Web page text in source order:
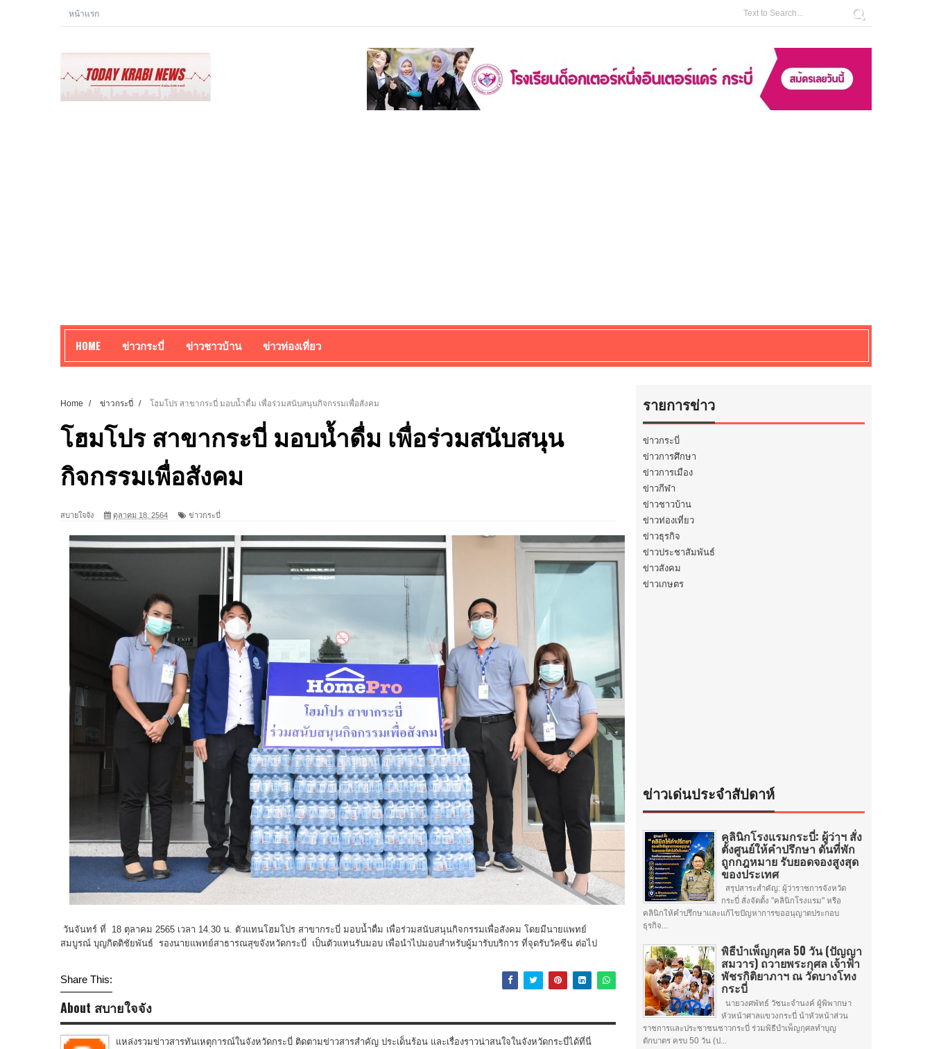
หน้าแรก
HOME ข่าวกระบี่ ข่าวชาวบ้าน ข่าวท่องเที่ยว
Home / ข่าวกระบี่ / โฮมโปร สาขากระบี่ มอบน้ำดื่ม เพื่อร่วมสนับสนุนกิจกรรมเพื่อสังคม
โฮมโปร สาขากระบี่ มอบน้ำดื่ม เพื่อร่วมสนับสนุน
กิจกรรมเพื่อสังคม
สบายใจจัง ตุลาคม 18, 2564 ข่าวกระบี่
วันจันทร์ ที่ 18 ตุลาคม 2565 เวลา 14.30 น. ตัวแทนโฮมโปร สาขากระบี่ มอบน้ำดื่ม เพื่อร่วมสนับสนุนกิจกรรมเพื่อสังคม โดยมีนายแพทย์
สมบูรณ์ บุญกิตติชัยพันธ์ รองนายแพทย์สาธารณสุขจังหวัดกระบี่ เป็นตัวแทนรับมอบ เพื่อนำไปมอบสำหรับผู้มารับบริการ ที่จุดรับวัคซีน ต่อไป
Share This:
About สบายใจจัง
แหล่งรวมข่าวสารทันเหตุการณ์ในจังหวัดกระบี่ ติดตามข่าวสารสำคัญ ประเด็นร้อน และเรื่องราวน่าสนใจในจังหวัดกระบี่ได้ที่นี่
รายการข่าว
ข่าวกระบี่
ข่าวการศึกษา
ข่าวการเมือง
ข่าวกีฬา
ข่าวชาวบ้าน
ข่าวท่องเที่ยว
ข่าวธุรกิจ
ข่าวประชาสัมพันธ์
ข่าวสังคม
ข่าวเกษตร
ข่าวเด่นประจำสัปดาห์
คลินิกโรงแรมกระบี่: ผู้ว่าฯ สั่ง
ตั้งศูนย์ให้คำปรึกษา ดันที่พัก
ถูกกฎหมาย รับยอดจองสูงสุด
ของประเทศ
สรุปสาระสำคัญ: ผู้ว่าราชการจังหวัด
กระบี่ สั่งจัดตั้ง "คลินิกโรงแรม" หรือ
คลินิกให้คำปรึกษาและแก้ไขปัญหาการขออนุญาตประกอบ
ธุรกิจ...
พิธีบำเพ็ญกุศล 50 วัน (ปัญญา
สมวาร) ถวายพระกุศล เจ้าฟ้า
พัชรกิติยาภาฯ ณ วัดบางโทง
กระบี่
นายวงศพัทธ์ วัชนะจำนงค์ ผู้พิพากษา
หัวหน้าศาลแขวงกระบี่ นำหัวหน้าส่วน
ราชการและประชาชนชาวกระบี่ ร่วมพิธีบำเพ็ญกุศลทำบุญ
ตักบาตร ครบ 50 วัน (ป...